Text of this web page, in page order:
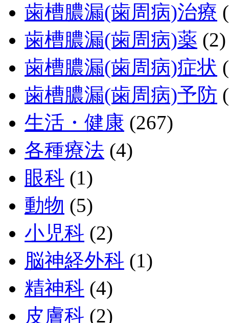
歯槽膿漏(歯周病)治療
歯槽膿漏(歯周病)薬 (2)
歯槽膿漏(歯周病)症状
歯槽膿漏(歯周病)予防
生活・健康 (267)
各種療法 (4)
眼科 (1)
動物 (5)
小児科 (2)
脳神経外科 (1)
精神科 (4)
皮膚科 (2)